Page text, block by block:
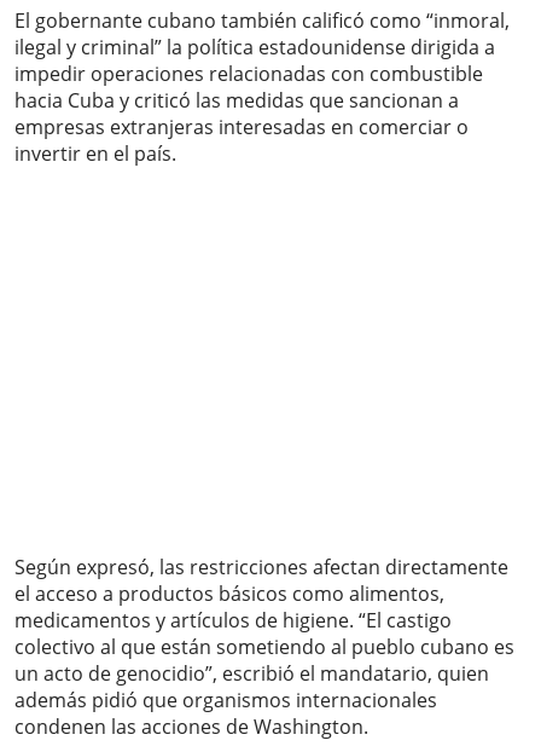
El gobernante cubano también calificó como “inmoral,
ilegal y criminal” la política estadounidense dirigida a
impedir operaciones relacionadas con combustible
hacia Cuba y criticó las medidas que sancionan a
empresas extranjeras interesadas en comerciar o
invertir en el país.
Según expresó, las restricciones afectan directamente
el acceso a productos básicos como alimentos,
medicamentos y artículos de higiene. “El castigo
colectivo al que están sometiendo al pueblo cubano es
un acto de genocidio”, escribió el mandatario, quien
además pidió que organismos internacionales
condenen las acciones de Washington.